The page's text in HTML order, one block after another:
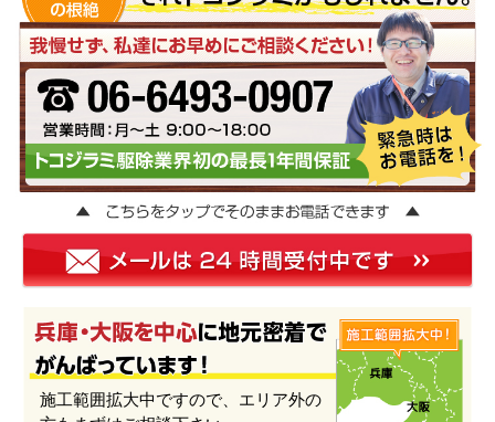
施工範囲拡大中ですので、エリア外の